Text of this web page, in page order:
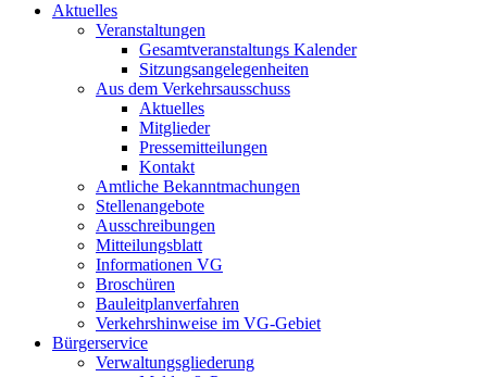
Aktuelles
Veranstaltungen
Gesamtveranstaltungs Kalender
Sitzungsangelegenheiten
Aus dem Verkehrsausschuss
Aktuelles
Mitglieder
Pressemitteilungen
Kontakt
Amtliche Bekanntmachungen
Stellenangebote
Ausschreibungen
Mitteilungsblatt
Informationen VG
Broschüren
Bauleitplanverfahren
Verkehrshinweise im VG-Gebiet
Bürgerservice
Verwaltungsgliederung